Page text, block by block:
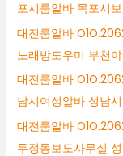
포시룸알바 목포시
대전룸알바
노래방도우미 부천
대전룸알바
남시여성알바 성남
대전룸알바
두정동보도사무실